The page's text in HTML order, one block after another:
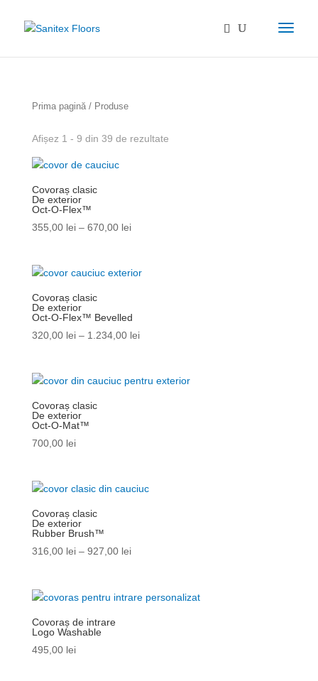
Prima pagină/ Produse
Afișez 1 - 9 din 39 de rezultate
Covoraș clasic
De exterior
Oct-O-Flex™
355,00 lei– 670,00 lei
Covoraș clasic
De exterior
Oct-O-Flex™ Bevelled
320,00 lei– 1.234,00 lei
Covoraș clasic
De exterior
Oct-O-Mat™
700,00 lei
Covoraș clasic
De exterior
Rubber Brush™
316,00 lei– 927,00 lei
Covoraș de intrare
Logo Washable
495,00 lei